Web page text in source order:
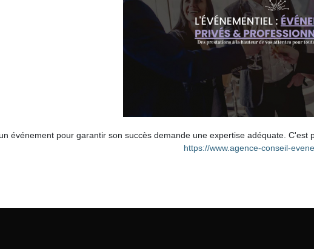
événement pour garantir son succès demande une expertise adéquate. C'est
https://www.agence-conseil-